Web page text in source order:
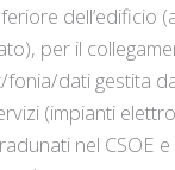
dell’edificio
per il
fonia/dati gestita
(impianti
nel CSOE